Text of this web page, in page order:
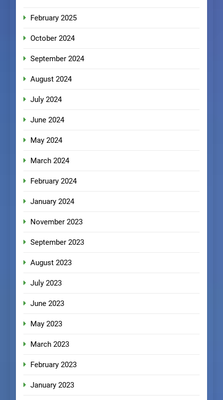
February 2025
October 2024
September 2024
August 2024
July 2024
June 2024
May 2024
March 2024
February 2024
January 2024
November 2023
September 2023
August 2023
July 2023
June 2023
May 2023
March 2023
February 2023
January 2023